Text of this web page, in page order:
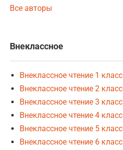
Все авторы
Внеклассное
Внеклассное чтение 1 класс
Внеклассное чтение 2 класс
Внеклассное чтение 3 класс
Внеклассное чтение 4 класс
Внеклассное чтение 5 класс
Внеклассное чтение 6 класс